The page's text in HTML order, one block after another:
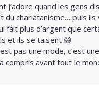
j’adore quand les gens
du charlatanisme… puis ils
fait plus d’argent que
et ils se taisent 😅
pas une mode, c’est
compris avant tout le